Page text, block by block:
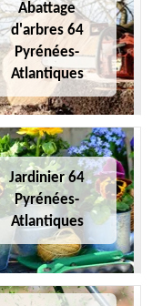
Abattage
d'arbres 64
Pyrénées-
Atlantiques
Jardinier 64
Pyrénées-
Atlantiques